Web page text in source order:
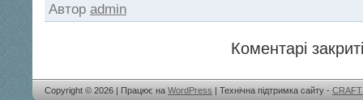
Автор admin
Коментарі
Copyright © 2026 | Працює на WordPress | Технічна підтримка сайту -